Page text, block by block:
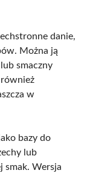
danie,
Można ją
smaczny
w
bazy do
lub
smak. Wersja